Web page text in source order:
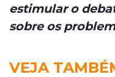
estimular o
sobre os
VEJA